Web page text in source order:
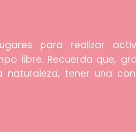
para realizar
libre. Recuerda que,
tener una